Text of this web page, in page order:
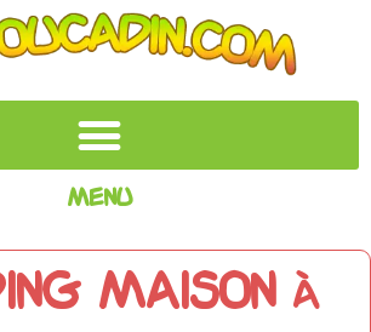
Menu
maison à